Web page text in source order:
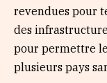
revendues pour
des
pour permettre
plusieurs pays